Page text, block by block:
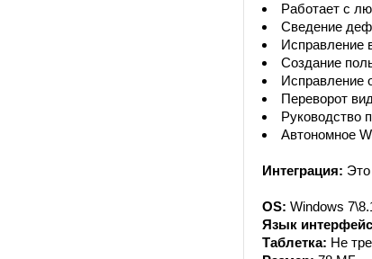
Работает с
Сведение
Исправление
Создание
Исправление
Переворот
Руководство
Автономное
Интеграция:
OS: Windows
Язык
Таблетка: Не